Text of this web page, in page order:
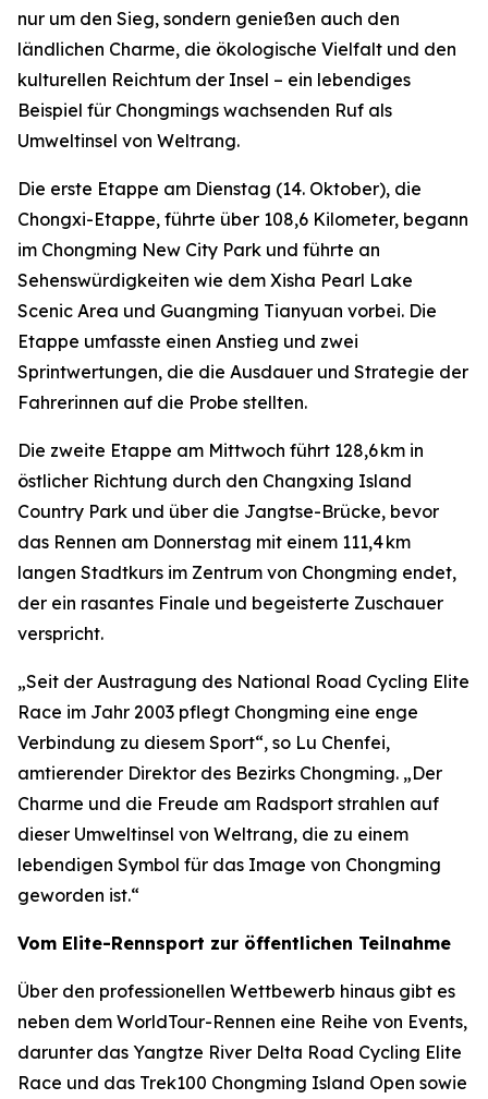
nur um den Sieg, sondern genießen auch den
ländlichen Charme, die ökologische Vielfalt und den
kulturellen Reichtum der Insel – ein lebendiges
Beispiel für Chongmings wachsenden Ruf als
Umweltinsel von Weltrang.
Die erste Etappe am Dienstag (14. Oktober), die
Chongxi-Etappe, führte über 108,6 Kilometer, begann
im Chongming New City Park und führte an
Sehenswürdigkeiten wie dem Xisha Pearl Lake
Scenic Area und Guangming Tianyuan vorbei. Die
Etappe umfasste einen Anstieg und zwei
Sprintwertungen, die die Ausdauer und Strategie der
Fahrerinnen auf die Probe stellten.
Die zweite Etappe am Mittwoch führt 128,6 km in
östlicher Richtung durch den Changxing Island
Country Park und über die Jangtse-Brücke, bevor
das Rennen am Donnerstag mit einem 111,4 km
langen Stadtkurs im Zentrum von Chongming endet,
der ein rasantes Finale und begeisterte Zuschauer
verspricht.
„Seit der Austragung des National Road Cycling Elite
Race im Jahr 2003 pflegt Chongming eine enge
Verbindung zu diesem Sport“, so Lu Chenfei,
amtierender Direktor des Bezirks Chongming. „Der
Charme und die Freude am Radsport strahlen auf
dieser Umweltinsel von Weltrang, die zu einem
lebendigen Symbol für das Image von Chongming
geworden ist.“
Vom Elite-Rennsport zur öffentlichen Teilnahme
Über den professionellen Wettbewerb hinaus gibt es
neben dem WorldTour-Rennen eine Reihe von Events,
darunter das Yangtze River Delta Road Cycling Elite
Race und das Trek100 Chongming Island Open sowie